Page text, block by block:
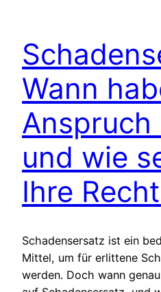
Wann
und wie
Ihre
Schadensersatz ist ein
Mittel, um für erlittene
werden. Doch wann